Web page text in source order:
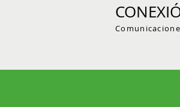
categorías